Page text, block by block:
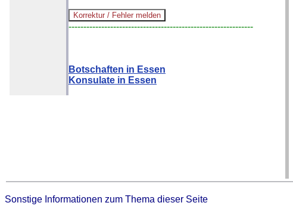
--------------------------------------------------------------
Botschaften in Essen
Konsulate in Essen
Sonstige Informationen zum Thema dieser Seite